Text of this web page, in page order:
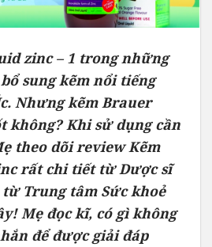
zinc – 1 trong những
sung kẽm nổi tiếng
Nhưng kẽm Brauer
không? Khi sử dụng cần
theo dõi review Kẽm
rất chi tiết từ Dược sĩ
từ Trung tâm Sức khoẻ
Mẹ đọc kĩ, có gì không
để được giải đáp